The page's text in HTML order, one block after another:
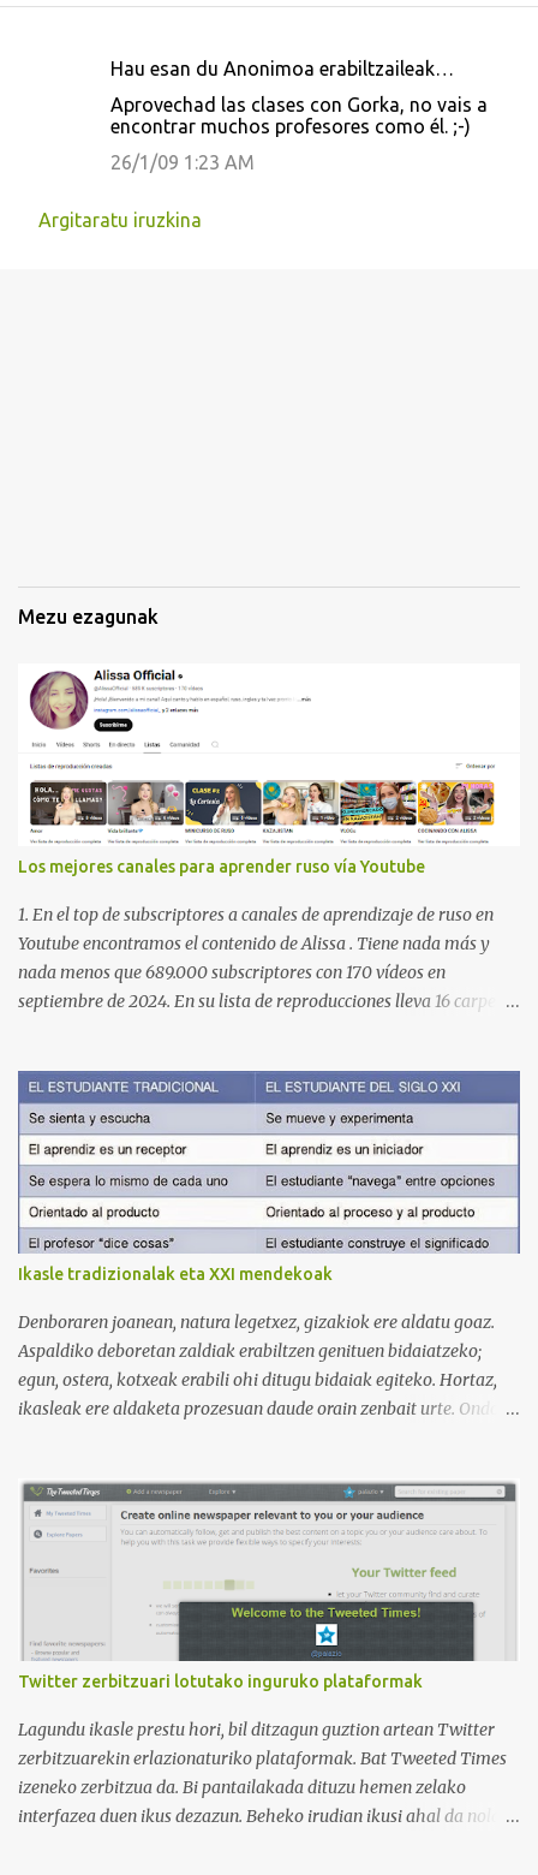
k
Hau esan du Anonimoa erabiltzaileak…
Aprovechad las clases con Gorka, no vais a
encontrar muchos profesores como él. ;-)
26/1/09 1:23 AM
Argitaratu iruzkina
Mezu ezagunak
Los mejores canales para aprender ruso vía Youtube
1. En el top de subscriptores a canales de aprendizaje de ruso en
Youtube encontramos el contenido de Alissa . Tiene nada más y
nada menos que 689.000 subscriptores con 170 vídeos en
septiembre de 2024. En su lista de reproducciones lleva 16 carpetas
de Anastasia G . con 224.000 subscriptores y 97 vídeos en
septiembre de 2024. Anastasia tiene una lista de reproducción
muy bien estructurada para aprender gramática, lectura,
pronunciación, etc. https://www.youtube.com/@AnaG88/playlists
3. Otro de los canales con más usuarios y contenido es el de
Victoria, que lleva por nombre: Aprende con Victoria . El canal
tiene 120 mil subscriptores (septiembre de 2024) con muchísimos
para aprender los diferentes campos en los que podemos dividir un
curso de idiomas: gramática, verbos, vocabulario etc. h...
Ikasle tradizionalak eta XXI mendekoak
Denboraren joanean, natura legetxez, gizakiok ere aldatu goaz.
Aspaldiko deboretan zaldiak erabiltzen genituen bidaiatzeko;
egun, ostera, kotxeak erabili ohi ditugu bidaiak egiteko. Hortaz,
ikasleak ere aldaketa prozesuan daude orain zenbait urte. Ondoko
Ikusi diferentziak eta ausnartu irudiari so eginez.
Twitter zerbitzuari lotutako inguruko plataformak
Lagundu ikasle prestu hori, bil ditzagun guztion artean Twitter
zerbitzuarekin erlazionaturiko plataformak. Bat Tweeted Times
izeneko zerbitzua da. Bi pantailakada dituzu hemen zelako
interfazea duen ikus dezazun. Beheko irudian ikusi ahal da nola